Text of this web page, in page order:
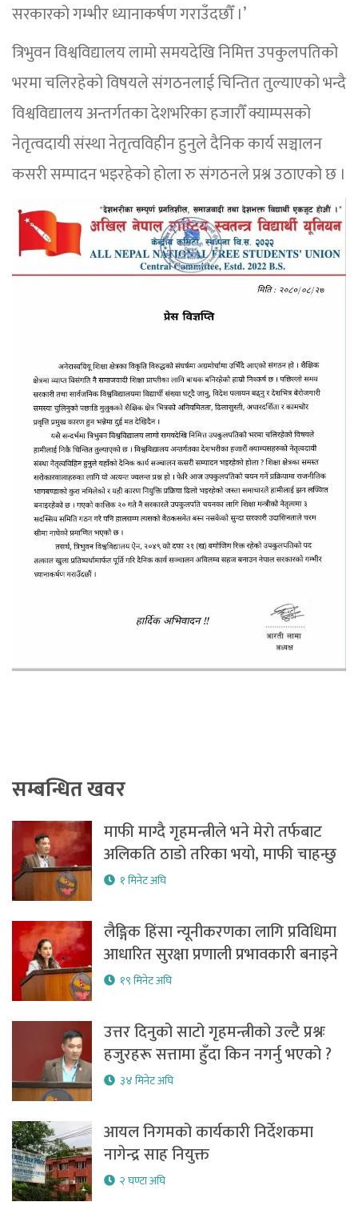
सरकारको गम्भीर ध्यानाकर्षण गराउँदछौँ ।’
त्रिभुवन विश्वविद्यालय लामो समयदेखि निमित्त उपकुलपतिको
भरमा चलिरहेको विषयले संगठनलाई चिन्तित तुल्याएको भन्दै
विश्वविद्यालय अन्तर्गतका देशभरिका हजारौँ क्याम्पसको
नेतृत्वदायी संस्था नेतृत्वविहीन हुनुले दैनिक कार्य सञ्चालन
कसरी सम्पादन भइरहेको होला रु संगठनले प्रश्न उठाएको छ ।
सम्बन्धित खवर
माफी माग्दै गृहमन्त्रीले भने मेरो तर्फबाट
अलिकति ठाडो तरिका भयो, माफी चाहन्छु
१ मिनेट अघि
लैङ्गिक हिंसा न्यूनीकरणका लागि प्रविधिमा
आधारित सुरक्षा प्रणाली प्रभावकारी बनाइने
१९ मिनेट अघि
उत्तर दिनुको साटो गृहमन्त्रीको उल्टै प्रश्नः
हजुरहरू सत्तामा हुँदा किन नगर्नु भएको ?
३४ मिनेट अघि
आयल निगमको कार्यकारी निर्देशकमा
नागेन्द्र साह नियुक्त
२ घण्टा अघि